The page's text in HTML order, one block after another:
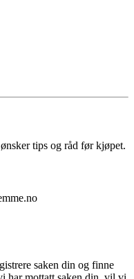
tips og råd før kjøpet.
saken din og finne